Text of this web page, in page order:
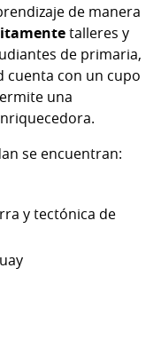
de manera
talleres y
de primaria,
cuenta con un cupo
una
se encuentran:
y tectónica de